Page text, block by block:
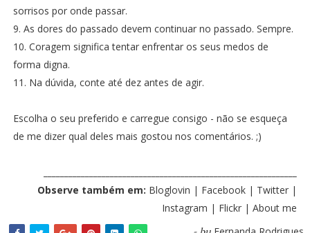
sorrisos por onde passar.
9. As dores do passado devem continuar no passado. Sempre.
10. Coragem significa tentar enfrentar os seus medos de
forma digna.
11. Na dúvida, conte até dez antes de agir.
Escolha o seu preferido e carregue consigo - não se esqueça
de me dizer qual deles mais gostou nos comentários. ;)
Observe também em: Bloglovin | Facebook | Twitter |
Instagram | Flickr |About me